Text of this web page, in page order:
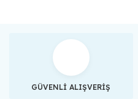
GÜVENLİ ALIŞVERİŞ